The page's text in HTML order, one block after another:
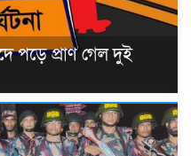
পড়ে প্রাণ গেল দুই